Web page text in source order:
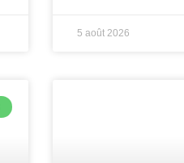
5 août 2026